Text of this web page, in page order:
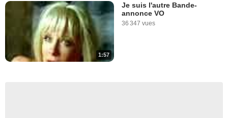
1:57
Je suis l'autre Bande-
annonce VO
36 347 vues